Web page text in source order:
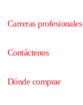
Carreras profesionales
Contáctenos
Dónde comprar